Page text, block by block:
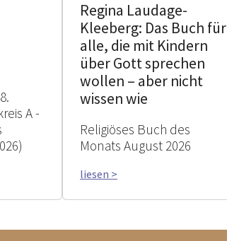
A -
Regina Laudage-
Kleeberg: Das Buch für
alle, die mit Kindern
über Gott sprechen
wollen – aber nicht
wissen wie
Religiöses Buch des
Monats August 2026
liesen >